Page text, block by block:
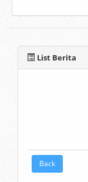
List Berita
Back